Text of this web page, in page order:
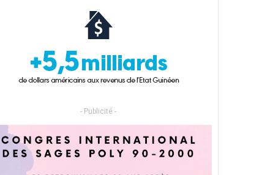
- Publicité -